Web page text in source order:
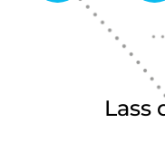
Lass